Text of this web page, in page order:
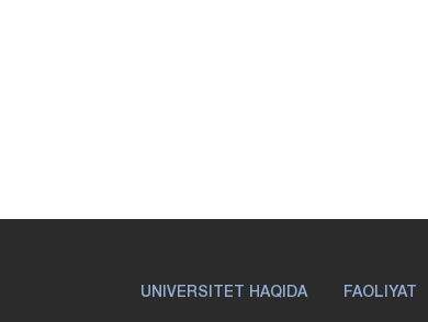
UNIVERSITET HAQIDA FAOLIYAT